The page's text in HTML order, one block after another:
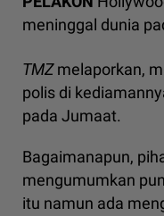
meninggal dunia
TMZmelaporkan,
polis di
pada Jumaat.
Bagaimanapun,
mengumumkan
itu namun ada